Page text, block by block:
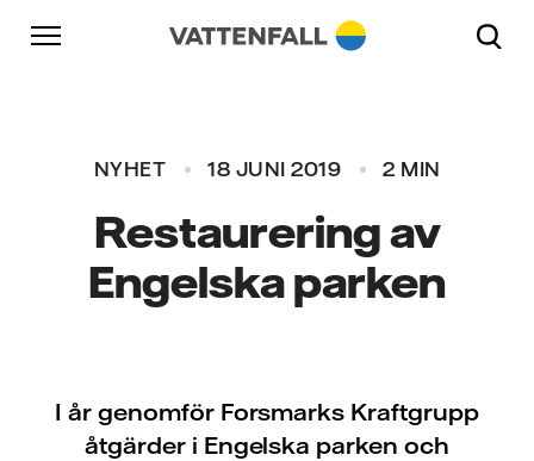
Skip to content
Gå till huvudnavigeringen
Gå till sidfoten
NYHET 18 JUNI 2019 2 MIN
Restaurering av
Engelska parken
I år genomför Forsmarks Kraftgrupp
åtgärder i Engelska parken och
Gå till huvudnavigeringen